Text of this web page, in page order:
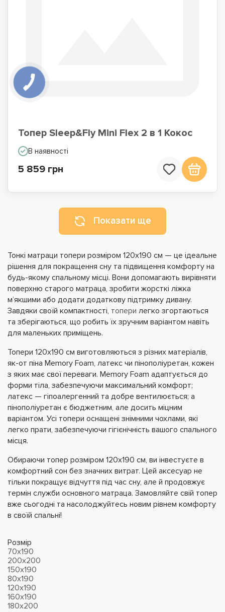
Топер Sleep&Fly Mini Flex 2 в 1 Кокос
В наявності
5 859 грн
Показати ще
Тонкі матраци топери розміром 120х190 см — це ідеальне
рішення для покращення сну та підвищення комфорту на
будь-якому спальному місці. Вони допомагають вирівняти
поверхню старого матраца, зробити жорсткі ліжка
м’якшими або додати додаткову підтримку дивану.
Завдяки своїй компактності, топери легко згортаються
та зберігаються, що робить їх зручним варіантом навіть
для маленьких приміщень.
Топери 120х190 см виготовляються з різних матеріалів,
як-от піна Memory Foam, латекс чи пінополіуретан, кожен
з яких має свої переваги. Memory Foam адаптується до
форми тіла, забезпечуючи максимальний комфорт;
латекс — гіпоалергенний та добре вентилюється; а
пінополіуретан є бюджетним, але досить міцним
варіантом. Усі топери оснащені знімними чохлами, які
легко прати, забезпечуючи гігієнічність вашого спального
місця.
Обираючи топер розміром 120х190 см, ви інвестуєте в
комфортний сон без значних витрат. Цей аксесуар не
тільки покращує відчуття під час сну, але й продовжує
термін служби основного матраца. Замовляйте свій топер
вже сьогодні та насолоджуйтесь новим рівнем комфорту
в своїй спальні!
Розмір
70х190
200х200
150х190
80х190
120х190
160х190
180х200